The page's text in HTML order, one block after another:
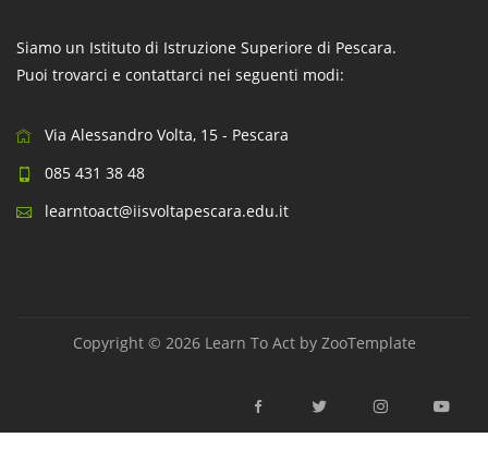
Siamo un Istituto di Istruzione Superiore di Pescara.
Puoi trovarci e contattarci nei seguenti modi:
Via Alessandro Volta, 15 - Pescara
085 431 38 48
learntoact@iisvoltapescara.edu.it
Copyright © 2026 Learn To Act by ZooTemplate